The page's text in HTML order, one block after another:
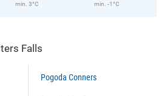
min. 3°C
min. -1°C
Falls
Pogoda Conners